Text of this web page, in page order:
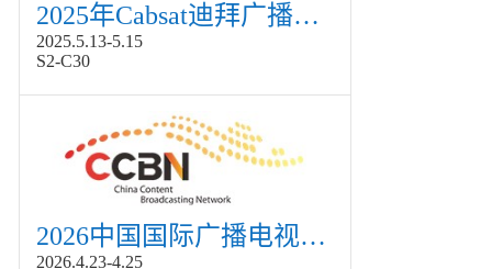
2025年Cabsat迪拜广播电视展
2025.5.13-5.15
S2-C30
2026中国国际广播电视信息网络展览会展
2026.4.23-4.25